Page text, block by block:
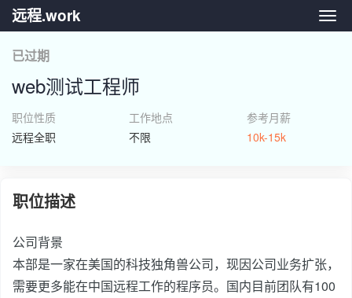
远
远程.work
已过期
web测试工程师
职位性质
远程全职
工作地点
不限
参考月薪
10k-15k
职位描述
公司背景
本部是一家在美国的科技独角兽公司，现因公司业务扩张，
需要更多能在中国远程工作的程序员。国内目前团队有100